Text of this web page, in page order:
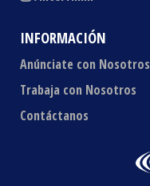
INFORMACIÓN
Anúnciate con Nosotros
Trabaja con Nosotros
Contáctanos